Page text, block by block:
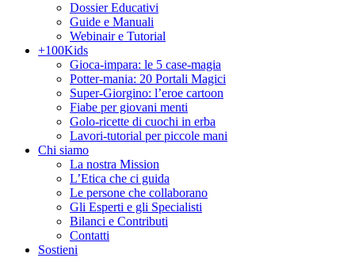
Dossier Educativi
Guide e Manuali
Webinair e Tutorial
+100Kids
Gioca-impara: le 5 case-magia
Potter-mania: 20 Portali Magici
Super-Giorgino: l’eroe cartoon
Fiabe per giovani menti
Golo-ricette di cuochi in erba
Lavori-tutorial per piccole mani
Chi siamo
La nostra Mission
L’Etica che ci guida
Le persone che collaborano
Gli Esperti e gli Specialisti
Bilanci e Contributi
Contatti
Sostieni